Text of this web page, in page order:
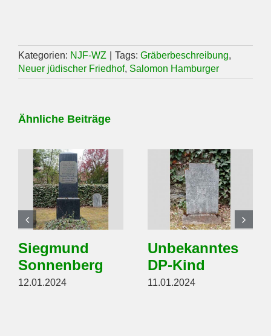
Kategorien: NJF-WZ Tags: Gräberbeschreibung,
Neuer jüdischer Friedhof, Salomon Hamburger
Ähnliche Beiträge
Siegmund
Sonnenberg
12.01.2024
Unbekanntes
DP-Kind
11.01.2024